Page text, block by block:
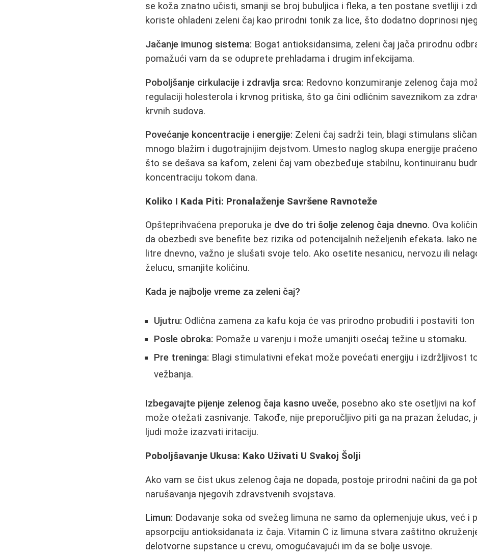
se koža znatno učisti, smanji se broj bubuljica i fleka, a ten postane svetliji i
koriste ohladeni zeleni čaj kao prirodni tonik za lice, što dodatno doprinosi
Jačanje imunog sistema: Bogat antioksidansima, zeleni čaj jača prirodnu
pomažući vam da se oduprete prehladama i drugim infekcijama.
Poboljšanje cirkulacije i zdravlja srca: Redovno konzumiranje zelenog čaja
regulaciji holesterola i krvnog pritiska, što ga čini odlićnim saveznikom za
krvnih sudova.
Povećanje koncentracije i energije: Zeleni čaj sadrži tein, blagi stimulans
mnogo blažim i dugotrajnijim dejstvom. Umesto naglog skupa energije
što se dešava sa kafom, zeleni čaj vam obezbeđuje stabilnu, kontinuiranu
koncentraciju tokom dana.
Koliko I Kada Piti: Pronalaženje Savršene Ravnoteže
Opšteprihvaćena preporuka je dve do tri šolje zelenog čaja dnevno. Ova
da obezbedi sve benefite bez rizika od potencijalnih neželjenih efekata. Iako
litre dnevno, važno je slušati svoje telo. Ako osetite nesanicu, nervozu ili
želucu, smanjite količinu.
Kada je najbolje vreme za zeleni čaj?
Ujutru: Odlična zamena za kafu koja će vas prirodno probuditi i postaviti ton
Posle obroka: Pomaže u varenju i može umanjiti osećaj težine u stomaku.
Pre treninga: Blagi stimulativni efekat može povećati energiju i izdržljivost
vežbanja.
Izbegavajte pijenje zelenog čaja kasno uveče, posebno ako ste osetljivi na
može otežati zasnivanje. Takođe, nije preporučljivo piti ga na prazan želudac,
ljudi može izazvati iritaciju.
Poboljšavanje Ukusa: Kako Uživati U Svakoj Šolji
Ako vam se čist ukus zelenog čaja ne dopada, postoje prirodni načini da ga
narušavanja njegovih zdravstvenih svojstava.
Limun: Dodavanje soka od svežeg limuna ne samo da oplemenjuje ukus, već i
apsorpciju antioksidanata iz čaja. Vitamin C iz limuna stvara zaštitno
delotvorne supstance u crevu, omogućavajući im da se bolje usvoje.